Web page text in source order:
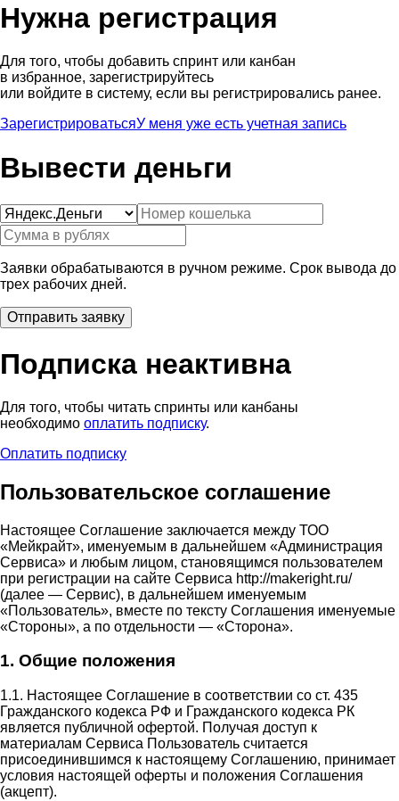
Нужна регистрация
Для того, чтобы добавить спринт или канбан
в избранное, зарегистрируйтесь
или войдите в систему, если вы регистрировались ранее.
ЗарегистрироватьсяУ меня уже есть учетная запись
Вывести деньги
Заявки обрабатываются в ручном режиме. Срок вывода до
трех рабочих дней.
Подписка неактивна
Для того, чтобы читать спринты или канбаны
необходимо оплатить подписку.
Оплатить подписку
Пользовательское соглашение
Настоящее Соглашение заключается между ТОО
«Мейкрайт», именуемым в дальнейшем «Администрация
Сервиса» и любым лицом, становящимся пользователем
при регистрации на сайте Сервиса http://makeright.ru/
(далее — Сервис), в дальнейшем именуемым
«Пользователь», вместе по тексту Соглашения именуемые
«Стороны», а по отдельности — «Сторона».
1. Общие положения
1.1. Настоящее Соглашение в соответствии со ст. 435
Гражданского кодекса РФ и Гражданского кодекса РК
является публичной офертой. Получая доступ к
материалам Сервиса Пользователь считается
присоединившимся к настоящему Соглашению, принимает
условия настоящей оферты и положения Соглашения
(акцепт).